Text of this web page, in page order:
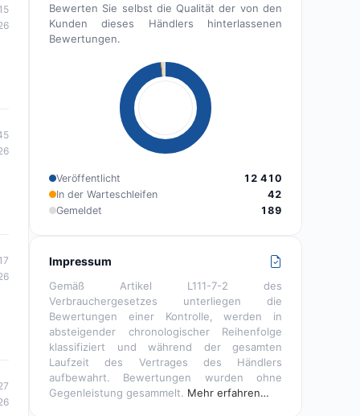
Bewerten Sie selbst die Qualität der von den
Kunden dieses Händlers hinterlassenen
Bewertungen.
Veröffentlicht
12 410
In der Warteschleifen
42
Gemeldet
189
Impressum
Gemäß Artikel L111-7-2 des
Verbrauchergesetzes unterliegen die
Bewertungen einer Kontrolle, werden in
absteigender chronologischer Reihenfolge
klassifiziert und während der gesamten
Laufzeit des Vertrages des Händlers
aufbewahrt. Bewertungen wurden ohne
Gegenleistung gesammelt. Mehr erfahren…